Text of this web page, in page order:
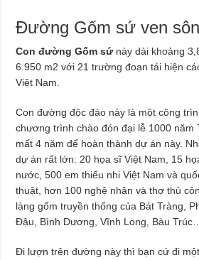
Đường Gốm sứ ven
Con đường Gốm sứ này dài khoảng
6.950 m2 với 21 trường đoạn tái hiện
Việt Nam.
Con đường độc đáo này là một công
chương trình chào đón đại lễ 1000 năm
mất 4 năm để hoàn thành dự án này.
dự án rất lớn: 20 họa sĩ Việt Nam, 15
nước, 500 em thiếu nhi Việt Nam và
thuật, hơn 100 nghệ nhân và thợ thủ
làng gốm truyền thống của Bát Tràng,
Đậu, Bình Dương, Vĩnh Long, Bàu Trúc…
Đi lượn trên đường này thì bạn cứ đi